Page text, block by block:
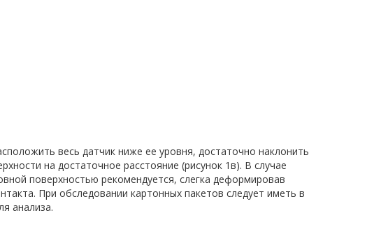
весь датчик ниже ее уровня, достаточно наклонить
на достаточное расстояние (рисунок 1в). В случае
поверхностью рекомендуется, слегка деформировав
При обследовании картонных пакетов следует иметь в
анализа.